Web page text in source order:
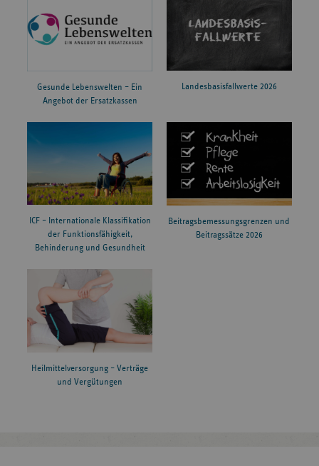
Gesunde Lebenswelten – Ein
Angebot der Ersatzkassen
Landesbasisfallwerte 2026
ICF – Internationale Klassifikation
der Funktionsfähigkeit,
Behinderung und Gesundheit
Beitragsbemessungsgrenzen und
Beitragssätze 2026
Heilmittelversorgung – Verträge
und Vergütungen